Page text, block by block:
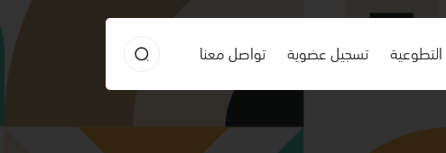
تسجيل عضوية تواصل معنا